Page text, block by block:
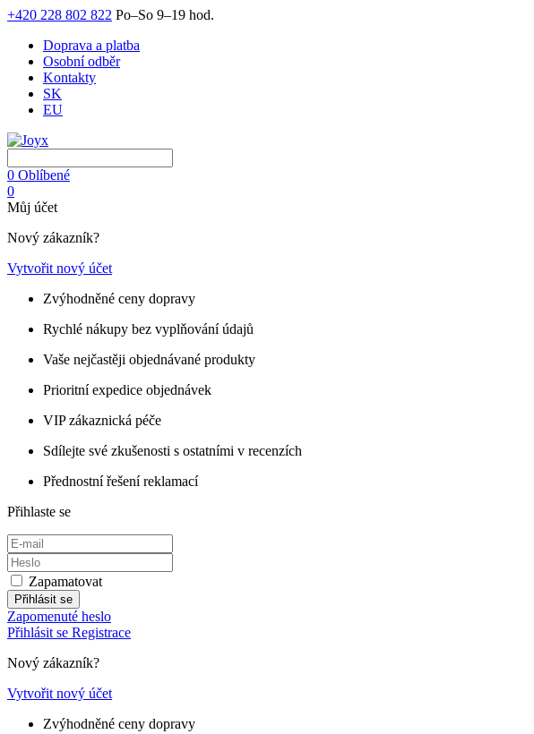
+420 228 802 822 Po–So 9–19 hod.
Doprava a platba
Osobní odběr
Kontakty
SK
EU
0 Oblíbené
0
Můj účet
Nový zákazník?
Vytvořit nový účet
Zvýhodněné ceny dopravy
Rychlé nákupy bez vyplňování údajů
Vaše nejčastěji objednávané produkty
Prioritní expedice objednávek
VIP zákaznická péče
Sdílejte své zkušenosti s ostatními v recenzích
Přednostní řešení reklamací
Přihlaste se
Zapamatovat
Přihlásit se
Zapomenuté heslo
Přihlásit se Registrace
Nový zákazník?
Vytvořit nový účet
Zvýhodněné ceny dopravy